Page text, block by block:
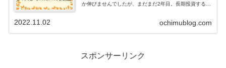
か伸びませんでしたが、まだまだ2年目。長期投資するに
ochimublog.com
2022.11.02
スポンサーリンク